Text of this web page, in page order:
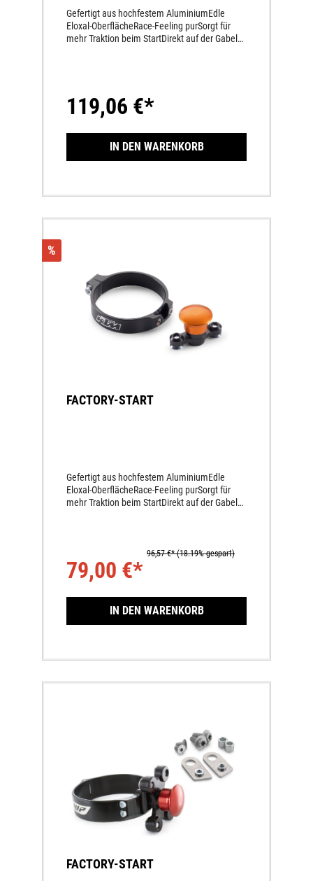
Gefertigt aus hochfestem AluminiumEdle
Eloxal-OberflächeRace-Feeling purSorgt für
mehr Traktion beim StartDirekt auf der Gabel
119,06 €*
IN DEN WARENKORB
%
FACTORY-START
Gefertigt aus hochfestem AluminiumEdle
Eloxal-OberflächeRace-Feeling purSorgt für
mehr Traktion beim StartDirekt auf der Gabel
79,00 €*
96,57 €* (18.19% gespart)
IN DEN WARENKORB
FACTORY-START